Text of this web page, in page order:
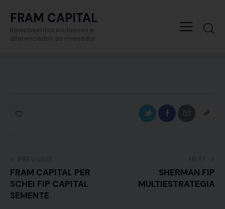
FRAM CAPITAL
Investimentos exclusivos e
diferenciados ao investidor
FRAM CAPITAL PER
SCHEI FIP CAPITAL
SEMENTE
SHERMAN FIP
MULTIESTRATEGIA